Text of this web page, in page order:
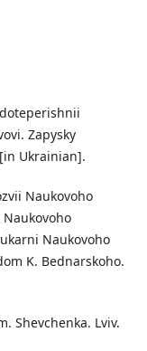
Zapysky
Ukrainian].
Naukovoho
Naukovoho
K. Bednarskoho.
Shevchenka. Lviv.